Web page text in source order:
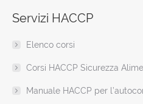
opens
new
window
opens
new
window
opens
new
window
opens
windowwindowwindow
Servizi HACCP
Elenco corsi
Corsi HACCP Sicurezza
Manuale HACCP per